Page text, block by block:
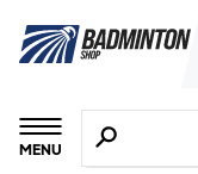
MENU
Zoeken